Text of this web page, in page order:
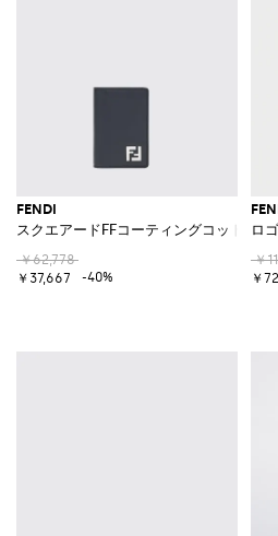
FENDI
スクエアードFFコーティングコットンレ
￥62,778
￥37,667
-40%
ロ
￥
￥